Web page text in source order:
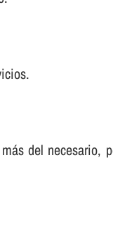
del necesario,